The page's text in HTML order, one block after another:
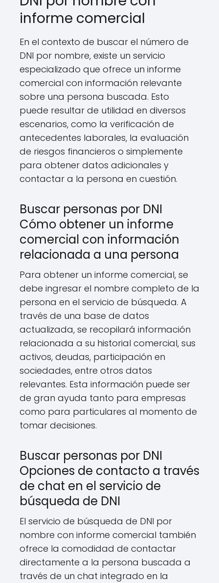
informe comercial
En el contexto de buscar el número de
DNI por nombre, existe un servicio
especializado que ofrece un informe
comercial con información relevante
sobre una persona buscada. Esto
puede resultar de utilidad en diversos
escenarios, como la verificación de
antecedentes laborales, la evaluación
de riesgos financieros o simplemente
para obtener datos adicionales y
contactar a la persona en cuestión.
Buscar personas por DNI
Cómo obtener un informe
comercial con información
relacionada a una persona
Para obtener un informe comercial, se
debe ingresar el nombre completo de la
persona en el servicio de búsqueda. A
través de una base de datos
actualizada, se recopilará información
relacionada a su historial comercial, sus
activos, deudas, participación en
sociedades, entre otros datos
relevantes. Esta información puede ser
de gran ayuda tanto para empresas
como para particulares al momento de
tomar decisiones.
Buscar personas por DNI
Opciones de contacto a través
de chat en el servicio de
búsqueda de DNI
El servicio de búsqueda de DNI por
nombre con informe comercial también
ofrece la comodidad de contactar
directamente a la persona buscada a
través de un chat integrado en la